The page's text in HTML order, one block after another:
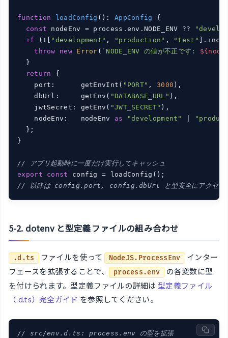
function loadConfig ( ): AppConfig
{
const nodeEnv = process.env.NODE_ENV ??
if (![ "development" , "production" , "test"
throw
new Error ( `NODE_ENV の値が不正です:
  }
return {
    port:      getEnvInt(
"PORT" , 3000 ),
    dbUrl:     getEnv(
"DATABASE_URL" ),
    jwtSecret: getEnv(
"JWT_SECRET" ),
    nodeEnv:   nodeEnv
as "development"
  };
}
// アプリ起動時に一度だけ実行してキャッシュ
export
const
// 以降は config.port, config.dbUrl と型安全にアクセス
5-2. dotenv と型定義ファイルの組み合わせ
.d.ts ファイルを使って NodeJS.ProcessEnv
インター
フェースを拡張することで、
process.env
の各変数に型
を付けられます。型定義ファイルの詳細は 型定義ファイル
（.d.ts）完全ガイド を参照してください。
// src/env.d.ts: process.env の型を拡張